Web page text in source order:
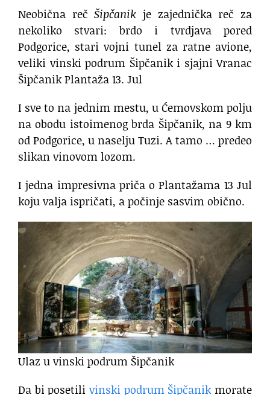
Neobična rečŠipčanik je zajednička reč za
nekoliko stvari: brdo i tvrdjava pored
Podgorice, stari vojni tunel za ratne avione,
veliki vinski podrum Šipčanik i sjajni Vranac
Šipčanik Plantaža 13. Jul
I sve to na jednim mestu, u Ćemovskom polju
na obodu istoimenog brda Šipčanik, na 9 km
od Podgorice, u naselju Tuzi. A tamo … predeo
slikan vinovom lozom.
I jedna impresivna priča o Plantažama 13 Jul
koju valja ispričati, a počinje sasvim obično.
Ulaz u vinski podrum Šipčanik
Da bi posetili vinski podrum Šipčanikmorate